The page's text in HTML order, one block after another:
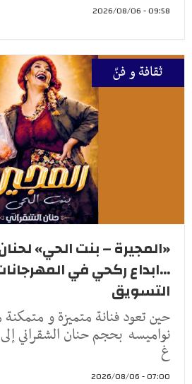
09:58 - 2026/08/06
ثقافة و فنّ
«المجيرة – بنت الحي»
...ابداع ركحي في
التسويق
حين تعود فنانة متميزة و
نواميسه بحجم حنان الشقراني
غ
07:00 - 2026/08/06